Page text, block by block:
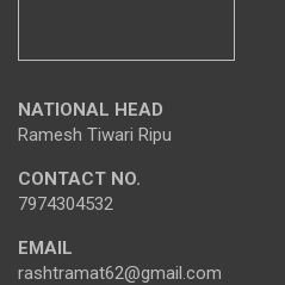
NATIONAL HEAD
Ramesh Tiwari Ripu
CONTACT NO.
7974304532
EMAIL
rashtramat62@gmail.com